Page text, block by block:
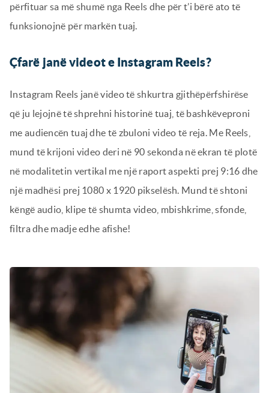
përfituar sa më shumë nga Reels dhe për t’i bërë ato të
funksionojnë për markën tuaj.
Çfarë janë videot e Instagram Reels?
Instagram Reels janë video të shkurtra gjithëpërfshirëse
që ju lejojnë të shprehni historinë tuaj, të bashkëveproni
me audiencën tuaj dhe të zbuloni video të reja. Me Reels,
mund të krijoni video deri në 90 sekonda në ekran të plotë
në modalitetin vertikal me një raport aspekti prej 9:16 dhe
një madhësi prej 1080 x 1920 pikselësh. Mund të shtoni
këngë audio, klipe të shumta video, mbishkrime, sfonde,
filtra dhe madje edhe afishe!